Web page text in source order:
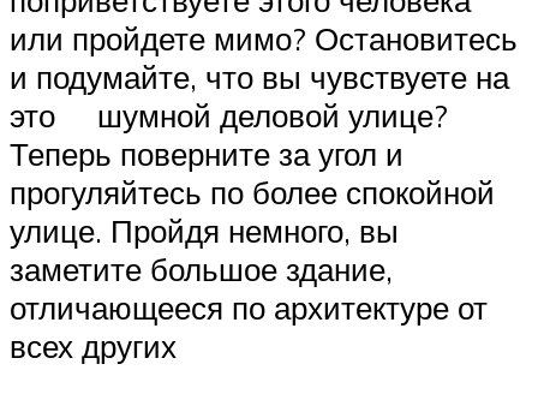
или пройдете мимо? Остановитесь
и подумайте, что вы чувствуете на
это шумной деловой улице?
Теперь поверните за угол и
прогуляйтесь по более спокойной
улице. Пройдя немного, вы
заметите большое здание,
отличающееся по архитектуре от
всех других